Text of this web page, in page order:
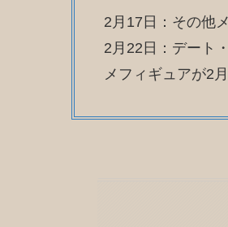
2月17日：その他
2月22日：デー
メフィギュアが2